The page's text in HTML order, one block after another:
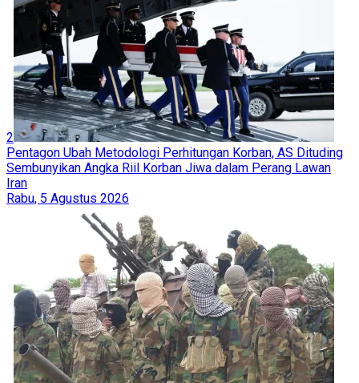
2
Pentagon Ubah Metodologi Perhitungan Korban, AS Dituding
Sembunyikan Angka Riil Korban Jiwa dalam Perang Lawan
Iran
Rabu, 5 Agustus 2026